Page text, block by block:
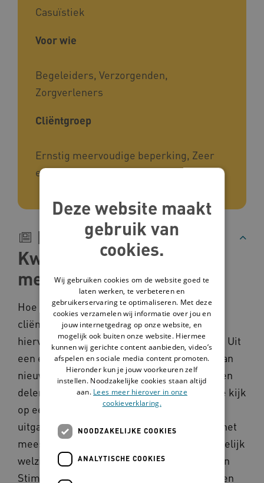
Casuïstiek
Voor wie
Begeleiders, Verzorgenden,
Zorgverleners
Cliëntgroep
Ernstig meervoudige beperking, Zeer
ernstig verstandelijke beperking
Beschrijving
Kwaliteit van leven voor
mensen met EVMB
Hoe vergroot je de kwaliteit van leven van
cliënten met EVMB? Vanuit Eemhart wordt
hiervoor met een aantal methodes gewerkt. Uit
een enquête blijkt dat er geen behoefte is aan
nieuwe methodes. Wel aan het verzamelen en
delen van kennis. Voor de organisatie zijn de kijk
op een goed leven (methode LACCS
uitgangspunten van de methode-Vlaskamp het
meest belangrijk. LACCS staat voor: Lichamelijk
welzijn, Alertheid, Contact, Communicatie en
Stimulerende tijdsbesteding. Als het voor een
Deze website maakt
gebruik van
cookies.
Wij gebruiken cookies om de website goed te
laten werken, te verbeteren en
gebruikerservaring te optimaliseren. Met deze
cookies verzamelen wij informatie over jou en
jouw internetgedrag op onze website, en
mogelijk ook buiten onze website. Hiermee
kunnen wij gerichte content aanbieden, video’s
afspelen en sociale media content promoten.
Hieronder kun je jouw voorkeuren zelf
instellen. Noodzakelijke cookies staan altijd
aan. Lees meer hierover in onze
cookieverklaring.
NOODZAKELIJKE COOKIES
ANALYTISCHE COOKIES